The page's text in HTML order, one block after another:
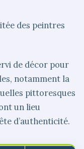
des peintres
de décor pour
notamment la
pittoresques
un lieu
d’authenticité.